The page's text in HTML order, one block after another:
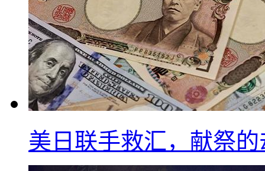
美日联手救汇，献祭